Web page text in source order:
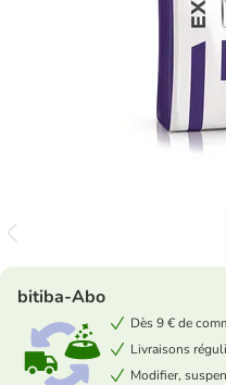
bitiba-Abo
Dès 9 € de
Livraisons
Modifier,